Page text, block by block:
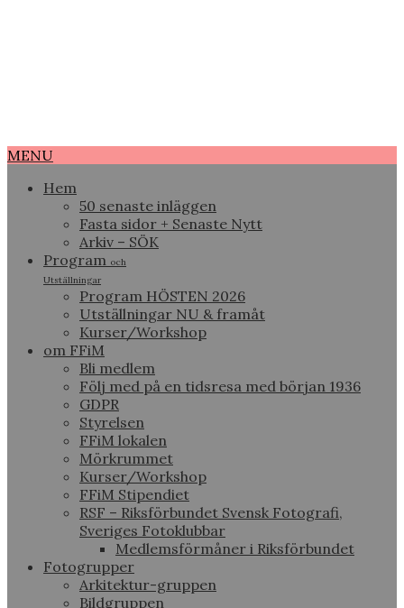
MENU
Hem
50 senaste inläggen
Fasta sidor + Senaste Nytt
Arkiv – SÖK
Program och
Utställningar
Program HÖSTEN 2026
Utställningar NU & framåt
Kurser/Workshop
om FFiM
Bli medlem
Följ med på en tidsresa med början 1936
GDPR
Styrelsen
FFiM lokalen
Mörkrummet
Kurser/Workshop
FFiM Stipendiet
RSF – Riksförbundet Svensk Fotografi,
Sveriges Fotoklubbar
Medlemsförmåner i Riksförbundet
Fotogrupper
Arkitektur-gruppen
Bildgruppen